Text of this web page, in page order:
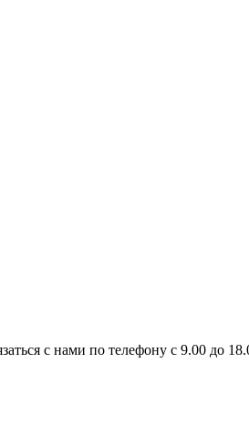
с нами по телефону с 9.00 до